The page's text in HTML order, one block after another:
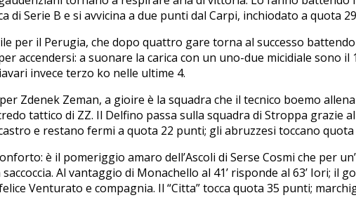
di Serie B e si avvicina a due punti dal Carpi, inchiodato a quota
per il Perugia, che dopo quattro gare torna al successo
accendersi: a suonare la carica con un uno-due micidiale sono
invece terzo ko nelle ultime 4.
Zdenek Zeman, a gioire è la squadra che il tecnico boemo
tattico di ZZ. Il Delfino passa sulla squadra di Stroppa grazie
e restano fermi a quota 22 punti; gli abruzzesi toccano
è il pomeriggio amaro dell’Ascoli di Serse Cosmi che per
Al vantaggio di Monachello al 41’ risponde al 63’ Iori; il
Venturato e compagnia. Il “Citta” tocca quota 35 punti;